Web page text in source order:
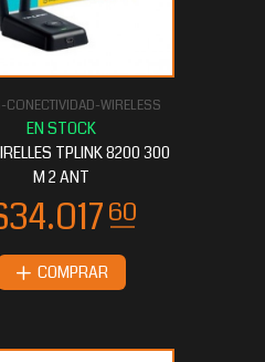
CONECTIVIDAD-WIRELESS
TPLINK 8200 300
M 2 ANT
COMPRAR